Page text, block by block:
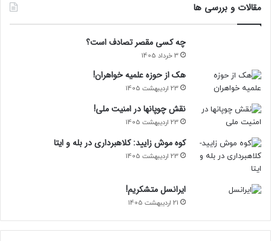
مقالات و بررسی ها
چه کسی مقصر تصادف است؟
3 خرداد 1405
هک از حوزه علمیه خواهران!
23 اردیبهشت 1405
نقش چوپانها در امنیت ملی!
23 اردیبهشت 1405
کوه موش زایید: کلاهبرداری در بله و ایتا
23 اردیبهشت 1405
ایرانسل متشکریم!
21 اردیبهشت 1405